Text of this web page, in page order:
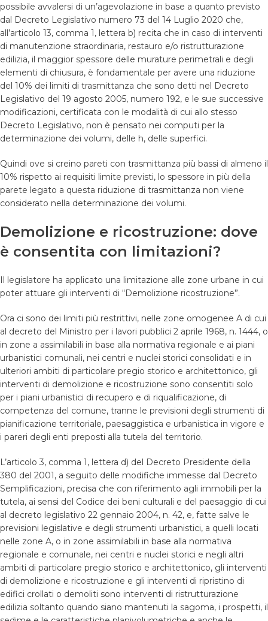
possibile avvalersi di un’agevolazione in base a quanto previsto
dal Decreto Legislativo numero 73 del 14 Luglio 2020 che,
all’articolo 13, comma 1, lettera b) recita che in caso di interventi
di manutenzione straordinaria, restauro e/o ristrutturazione
edilizia, il maggior spessore delle murature perimetrali e degli
elementi di chiusura, è fondamentale per avere una riduzione
del 10% dei limiti di trasmittanza che sono detti nel Decreto
Legislativo del 19 agosto 2005, numero 192, e le sue successive
modificazioni, certificata con le modalità di cui allo stesso
Decreto Legislativo, non è pensato nei computi per la
determinazione dei volumi, delle h, delle superfici.
Quindi ove si creino pareti con trasmittanza più bassi di almeno il
10% rispetto ai requisiti limite previsti, lo spessore in più della
parete legato a questa riduzione di trasmittanza non viene
considerato nella determinazione dei volumi.
Demolizione e ricostruzione: dove
è consentita con limitazioni?
Il legislatore ha applicato una limitazione alle zone urbane in cui
poter attuare gli interventi di “Demolizione ricostruzione”.
Ora ci sono dei limiti più restrittivi, nelle zone omogenee A di cui
al decreto del Ministro per i lavori pubblici 2 aprile 1968, n. 1444, o
in zone a assimilabili in base alla normativa regionale e ai piani
urbanistici comunali, nei centri e nuclei storici consolidati e in
ulteriori ambiti di particolare pregio storico e architettonico, gli
interventi di demolizione e ricostruzione sono consentiti solo
per i piani urbanistici di recupero e di riqualificazione, di
competenza del comune, tranne le previsioni degli strumenti di
pianificazione territoriale, paesaggistica e urbanistica in vigore e
i pareri degli enti preposti alla tutela del territorio.
L’articolo 3, comma 1, lettera d) del Decreto Presidente della
380 del 2001, a seguito delle modifiche immesse dal Decreto
Semplificazioni, precisa che con riferimento agli immobili per la
tutela, ai sensi del Codice dei beni culturali e del paesaggio di cui
al decreto legislativo 22 gennaio 2004, n. 42, e, fatte salve le
previsioni legislative e degli strumenti urbanistici, a quelli locati
nelle zone A, o in zone assimilabili in base alla normativa
regionale e comunale, nei centri e nuclei storici e negli altri
ambiti di particolare pregio storico e architettonico, gli interventi
di demolizione e ricostruzione e gli interventi di ripristino di
edifici crollati o demoliti sono interventi di ristrutturazione
edilizia soltanto quando siano mantenuti la sagoma, i prospetti, il